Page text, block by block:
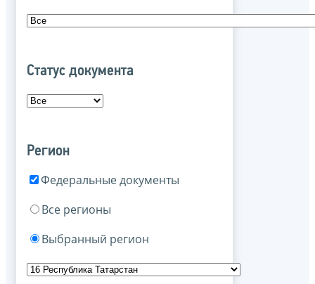
Статус документа
Регион
Федеральные документы
Все регионы
Выбранный регион